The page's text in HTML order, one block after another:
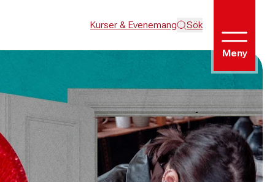
Kurser & Evenemang Sök
Meny